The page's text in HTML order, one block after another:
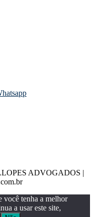
ADVOGADOS |
você tenha a melhor
a usar este site,